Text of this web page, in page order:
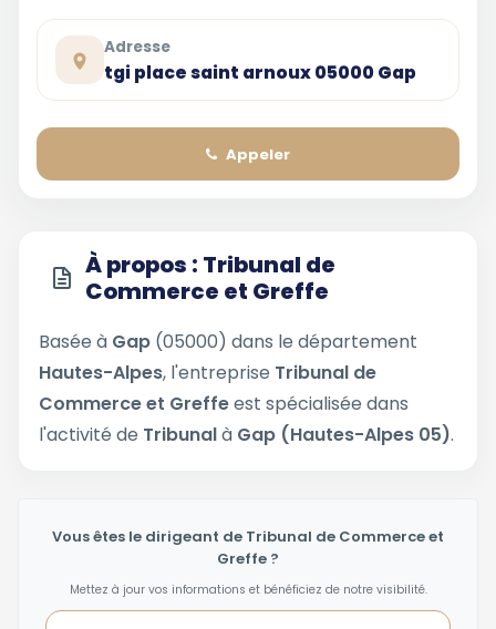
Adresse
tgi place saint arnoux 05000 Gap
Appeler
À propos : Tribunal de
Commerce et Greffe
Basée à Gap (05000) dans le département
Hautes-Alpes, l'entreprise Tribunal de
Commerce et Greffeest spécialisée dans
l'activité de Tribunalà Gap (Hautes-Alpes 05).
Vous êtes le dirigeant de Tribunal de Commerce et
Greffe ?
Mettez à jour vos informations et bénéficiez de notre visibilité.